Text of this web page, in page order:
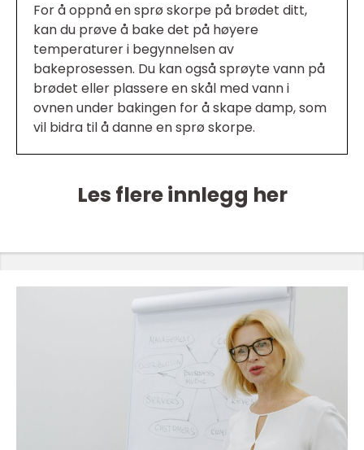
For å oppnå en sprø skorpe på brødet ditt,
kan du prøve å bake det på høyere
temperaturer i begynnelsen av
bakeprosessen. Du kan også sprøyte vann på
brødet eller plassere en skål med vann i
ovnen under bakingen for å skape damp, som
vil bidra til å danne en sprø skorpe.
Les flere innlegg her